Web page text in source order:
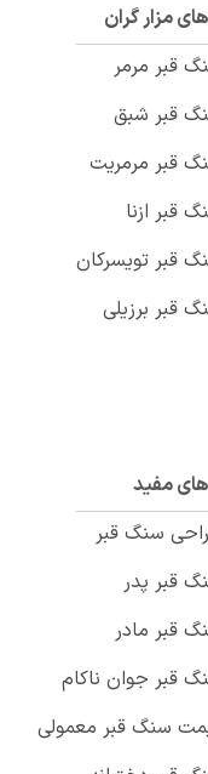
مزار گران
مرمر
شبق
مرمریت
ازنا
تویسرکان
برزیلی
مفید
سنگ قبر
پدر
مادر
جوان ناکام
سنگ قبر معمولی